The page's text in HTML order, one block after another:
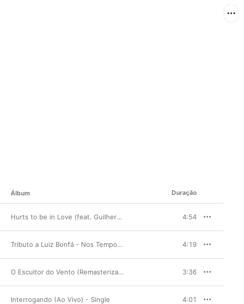
Álbum Duração
Hurts to be in Love (feat. Guilherme Dias Gomes & Glauco Berçot) - Single 4:54
Tributo a Luiz Bonfá - Nos Tempos do Jacarandá (feat. Sergio Benchimol) 4:19
O Escultor do Vento (Remasterizado) 3:36
Interrogando (Ao Vivo) - Single 4:01